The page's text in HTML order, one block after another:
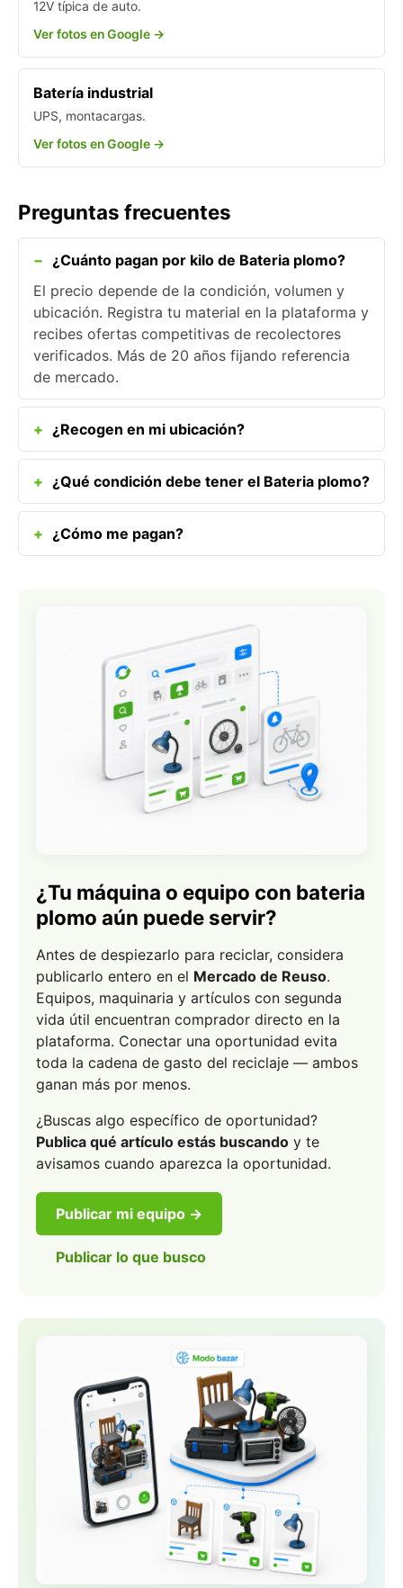
12V típica de auto.
Ver fotos en Google →
Batería industrial
UPS, montacargas.
Ver fotos en Google →
Preguntas frecuentes
¿Cuánto pagan por kilo de Bateria plomo?
El precio depende de la condición, volumen y
ubicación. Registra tu material en la plataforma y
recibes ofertas competitivas de recolectores
verificados. Más de 20 años fijando referencia
de mercado.
¿Recogen en mi ubicación?
¿Qué condición debe tener el Bateria plomo?
¿Cómo me pagan?
¿Tu máquina o equipo con bateria
plomo aún puede servir?
Antes de despiezarlo para reciclar, considera
publicarlo entero en el Mercado de Reuso.
Equipos, maquinaria y artículos con segunda
vida útil encuentran comprador directo en la
plataforma. Conectar una oportunidad evita
toda la cadena de gasto del reciclaje — ambos
ganan más por menos.
¿Buscas algo específico de oportunidad?
Publica qué artículo estás buscando y te
avisamos cuando aparezca la oportunidad.
Publicar mi equipo →
Publicar lo que busco